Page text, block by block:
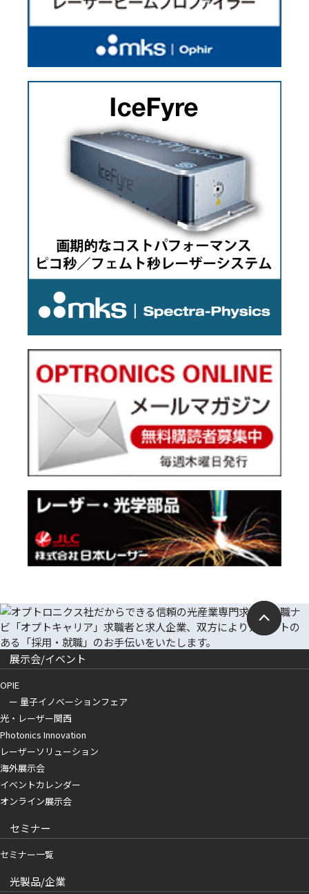
展示会/イベント
OPIE
ー 量子イノベーションフェア
光・レーザー関西
Photonics Innovation
レーザーソリューション
海外展示会
イベントカレンダー
オンライン展示会
セミナー
セミナー一覧
光製品/企業